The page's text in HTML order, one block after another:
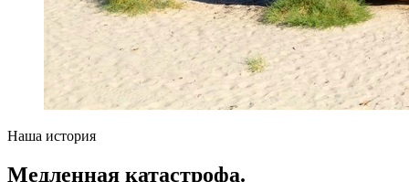
Наша история
Медленная катастрофа.